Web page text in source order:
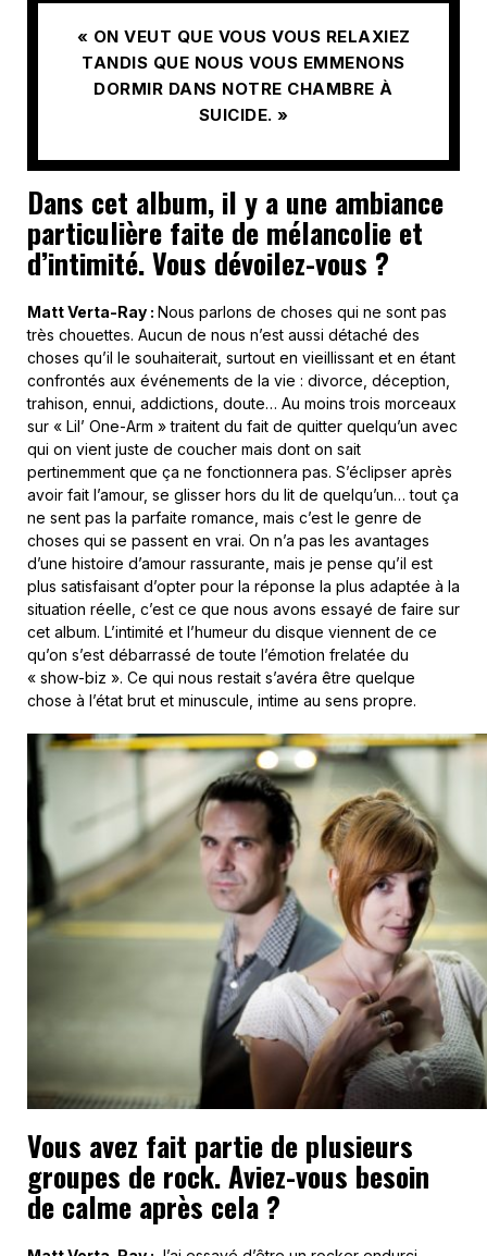
« ON VEUT QUE VOUS VOUS RELAXIEZ
TANDIS QUE NOUS VOUS EMMENONS
DORMIR DANS NOTRE CHAMBRE À
SUICIDE. »
Dans cet album, il y a une ambiance
particulière faite de mélancolie et
d’intimité. Vous dévoilez-vous ?
Matt Verta-Ray : Nous parlons de choses qui ne sont pas
très chouettes. Aucun de nous n’est aussi détaché des
choses qu’il le souhaiterait, surtout en vieillissant et en étant
confrontés aux événements de la vie : divorce, déception,
trahison, ennui, addictions, doute… Au moins trois morceaux
sur « Lil’ One-Arm » traitent du fait de quitter quelqu’un avec
qui on vient juste de coucher mais dont on sait
pertinemment que ça ne fonctionnera pas. S’éclipser après
avoir fait l’amour, se glisser hors du lit de quelqu’un… tout ça
ne sent pas la parfaite romance, mais c’est le genre de
choses qui se passent en vrai. On n’a pas les avantages
d’une histoire d’amour rassurante, mais je pense qu’il est
plus satisfaisant d’opter pour la réponse la plus adaptée à la
situation réelle, c’est ce que nous avons essayé de faire sur
cet album. L’intimité et l’humeur du disque viennent de ce
qu’on s’est débarrassé de toute l’émotion frelatée du
« show-biz ». Ce qui nous restait s’avéra être quelque
chose à l’état brut et minuscule, intime au sens propre.
Vous avez fait partie de plusieurs
groupes de rock. Aviez-vous besoin
de calme après cela ?